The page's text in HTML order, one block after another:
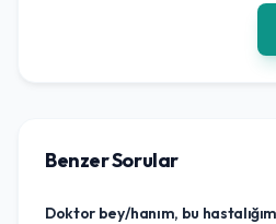
Benzer Sorular
Doktor bey/hanım, bu